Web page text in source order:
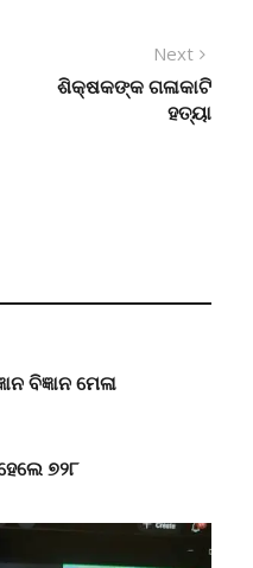
Next
post:
ଶିକ୍ଷକଙ୍କ ଗଳାକାଟି
ହତ୍ୟା
ବିଜ୍ଞାନ ମେଳା
୭୨୮